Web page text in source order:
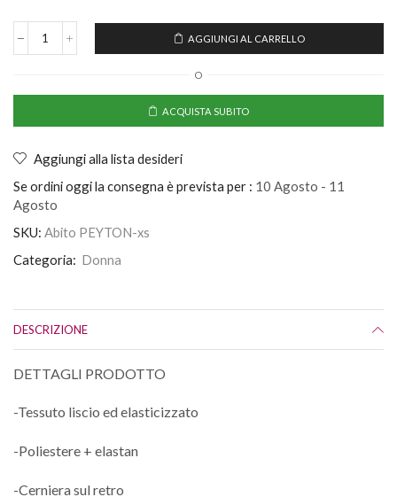
AGGIUNGI AL CARRELLO
O
ACQUISTA SUBITO
Aggiungi alla lista desideri
Se ordini oggi la consegna è prevista per : 10 Agosto - 11
Agosto
SKU: Abito PEYTON-xs
Categoria: Donna
DESCRIZIONE
DETTAGLI PRODOTTO
-Tessuto liscio ed elasticizzato
-Poliestere + elastan
-Cerniera sul retro